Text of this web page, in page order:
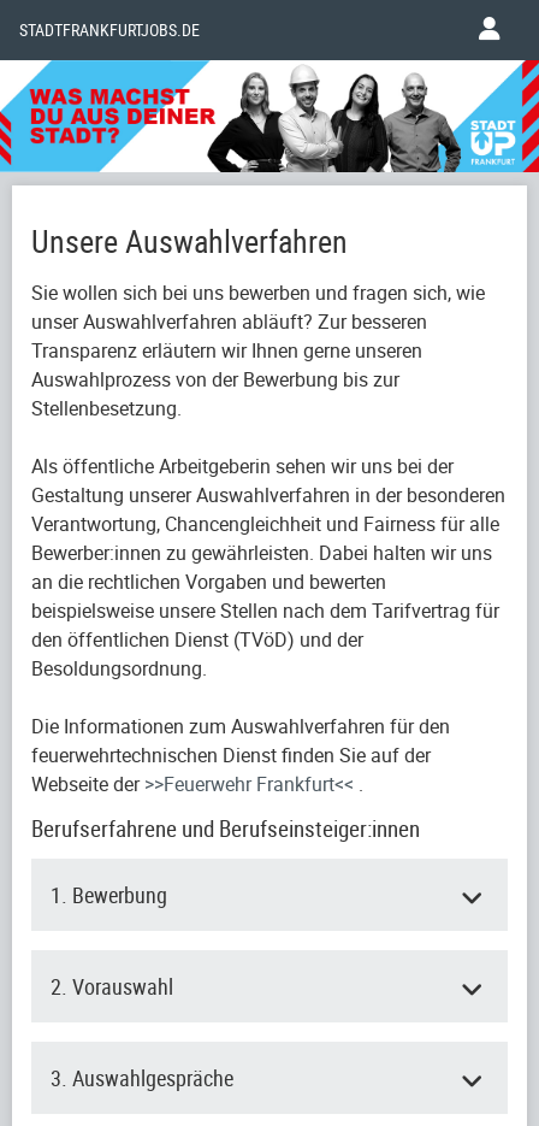
STADTFRANKFURTJOBS.DE
Unsere Auswahlverfahren
Sie wollen sich bei uns bewerben und fragen sich, wie
unser Auswahlverfahren abläuft? Zur besseren
Transparenz erläutern wir Ihnen gerne unseren
Auswahlprozess von der Bewerbung bis zur
Stellenbesetzung.
Als öffentliche Arbeitgeberin sehen wir uns bei der
Gestaltung unserer Auswahlverfahren in der besonderen
Verantwortung, Chancengleichheit und Fairness für alle
Bewerber:innen zu gewährleisten. Dabei halten wir uns
an die rechtlichen Vorgaben und bewerten
beispielsweise unsere Stellen nach dem Tarifvertrag für
den öffentlichen Dienst (TVöD) und der
Besoldungsordnung.
Die Informationen zum Auswahlverfahren für den
feuerwehrtechnischen Dienst finden Sie auf der
Webseite der>>Feuerwehr Frankfurt<< .
Berufserfahrene und Berufseinsteiger:innen
1. Bewerbung
2. Vorauswahl
3. Auswahlgespräche